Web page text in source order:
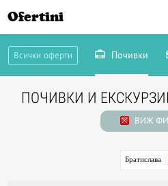
Ofertini
Всички оферти Почивки
ПОЧИВКИ И
ВИЖ
Братислава